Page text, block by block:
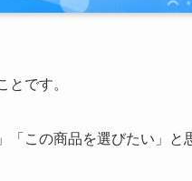
です。
この商品を選びたい」と